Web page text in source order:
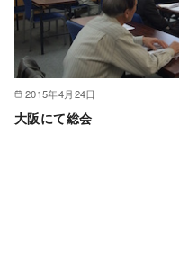
2015年4月24日
大阪にて総会